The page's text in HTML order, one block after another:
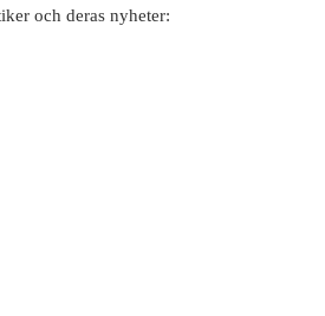
och deras nyheter: